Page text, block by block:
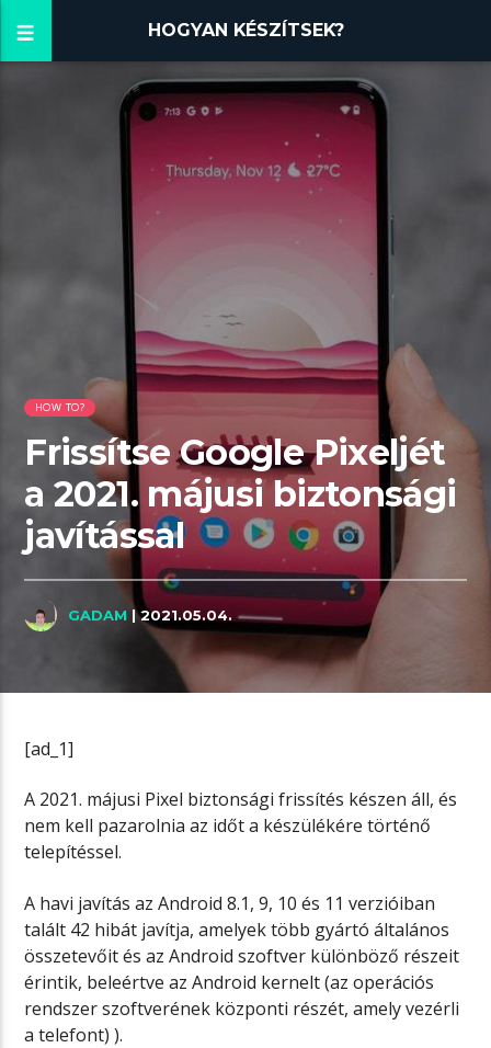
HOGYAN KÉSZÍTSEK?
HOW TO?
Frissítse Google Pixeljét
a 2021. májusi biztonsági
javítással
GADAM | 2021.05.04.
[ad_1]
A 2021. májusi Pixel biztonsági frissítés készen áll, és
nem kell pazarolnia az időt a készülékére történő
telepítéssel.
A havi javítás az Android 8.1, 9, 10 és 11 verzióiban
talált 42 hibát javítja, amelyek több gyártó általános
összetevőit és az Android szoftver különböző részeit
érintik, beleértve az Android kernelt (az operációs
rendszer szoftverének központi részét, amely vezérli
a telefont) ).